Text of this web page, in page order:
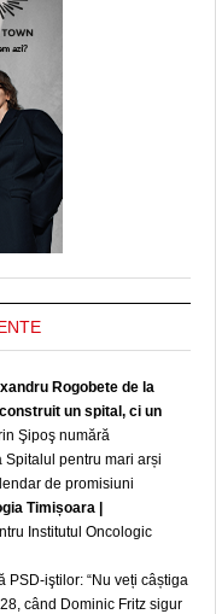
Rogobete de la
un spital, ci un
Şipoş numără
Spitalul pentru mari arși
de promisiuni
Timișoara |
Institutul Oncologic
iştilor: “Nu veți câștiga
când Dominic Fritz sigur